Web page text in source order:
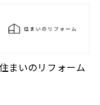
住まいのリフォーム